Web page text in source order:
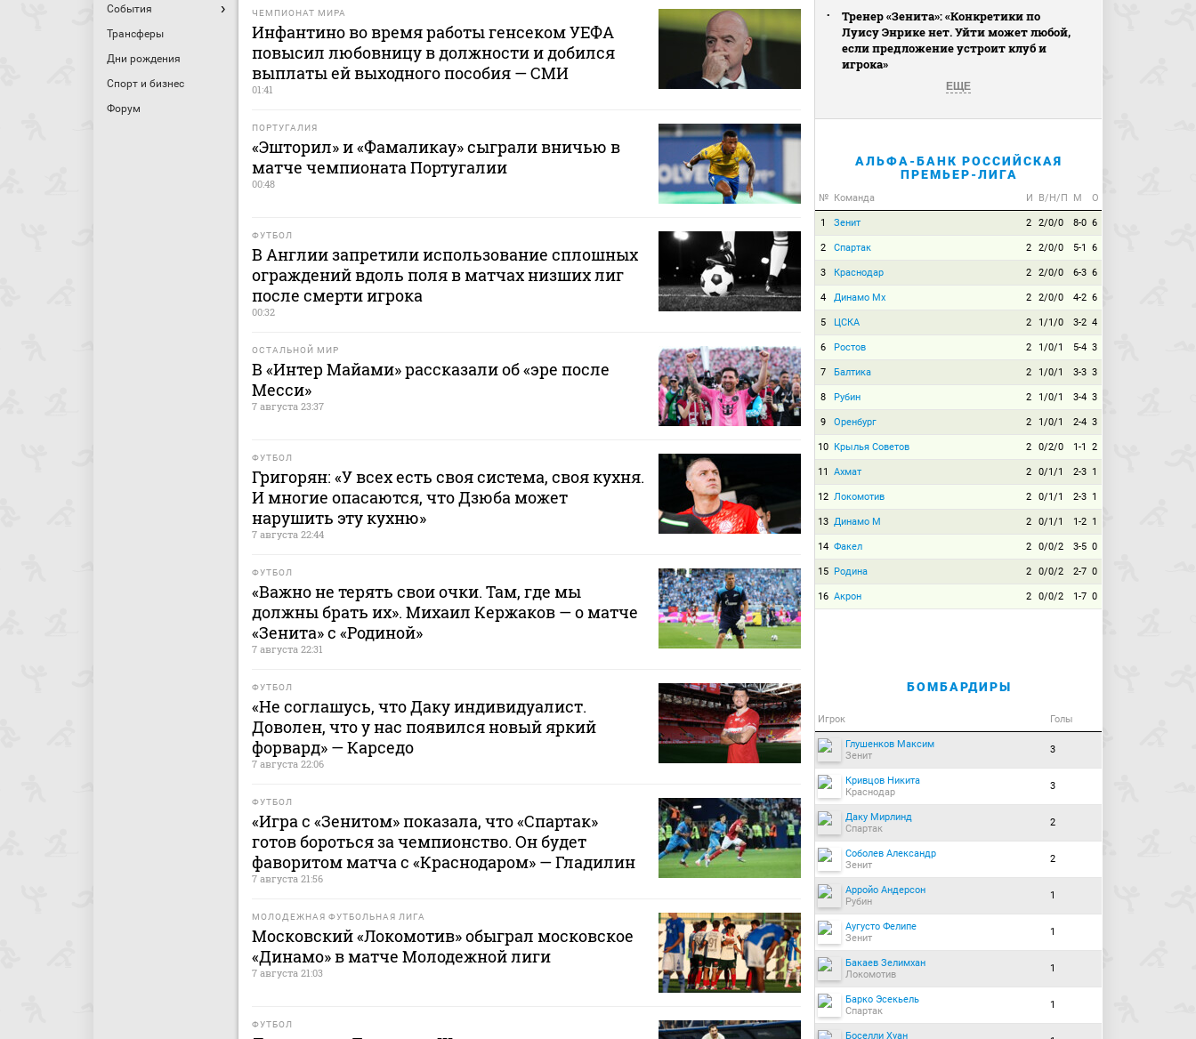
События
Трансферы
Дни рождения
Спорт и бизнес
Форум
ЧЕМПИОНАТ МИРА
Инфантино во время работы генсеком УЕФА
повысил любовницу в должности и добился
выплаты ей выходного пособия — СМИ
01:41
ПОРТУГАЛИЯ
«Эшторил» и «Фамаликау» сыграли вничью в
матче чемпионата Португалии
00:48
ФУТБОЛ
В Англии запретили использование сплошных
ограждений вдоль поля в матчах низших лиг
после смерти игрока
00:32
ОСТАЛЬНОЙ МИР
В «Интер Майами» рассказали об «эре после
Месси»
7 августа 23:37
ФУТБОЛ
Григорян: «У всех есть своя система, своя кухня.
И многие опасаются, что Дзюба может
нарушить эту кухню»
7 августа 22:44
ФУТБОЛ
«Важно не терять свои очки. Там, где мы
должны брать их». Михаил Кержаков — о матче
«Зенита» с «Родиной»
7 августа 22:31
ФУТБОЛ
«Не соглашусь, что Даку индивидуалист.
Доволен, что у нас появился новый яркий
форвард» — Карседо
7 августа 22:06
ФУТБОЛ
«Игра с «Зенитом» показала, что «Спартак»
готов бороться за чемпионство. Он будет
фаворитом матча с «Краснодаром» — Гладилин
7 августа 21:56
МОЛОДЕЖНАЯ ФУТБОЛЬНАЯ ЛИГА
Московский «Локомотив» обыграл московское
«Динамо» в матче Молодежной лиги
7 августа 21:03
ФУТБОЛ
Тренер «Зенита»: «Конкретики по
Луису Энрике нет. Уйти может любой,
если предложение устроит клуб и
игрока»
ЕЩЕ
АЛЬФА-БАНК РОССИЙСКАЯ
ПРЕМЬЕР-ЛИГА
№ Команда И В/Н/П М О
1 Зенит 2 2/0/0 8-0 6
2 Спартак 2 2/0/0 5-1 6
3 Краснодар 2 2/0/0 6-3 6
4 Динамо Мх 2 2/0/0 4-2 6
5 ЦСКА 2 1/1/0 3-2 4
6 Ростов 2 1/0/1 5-4 3
7 Балтика 2 1/0/1 3-3 3
8 Рубин 2 1/0/1 3-4 3
9 Оренбург 2 1/0/1 2-4 3
10 Крылья Советов 2 0/2/0 1-1 2
11 Ахмат 2 0/1/1 2-3 1
12 Локомотив 2 0/1/1 2-3 1
13 Динамо М 2 0/1/1 1-2 1
14 Факел 2 0/0/2 3-5 0
15 Родина 2 0/0/2 2-7 0
16 Акрон 2 0/0/2 1-7 0
БОМБАРДИРЫ
Игрок Голы
Глушенков Максим
Зенит
3
Кривцов Никита
Краснодар
3
Даку Мирлинд
Спартак
2
Соболев Александр
Зенит
2
Арройо Андерсон
Рубин
1
Аугусто Фелипе
Зенит
1
Бакаев Зелимхан
Локомотив
1
Барко Эсекьель
Спартак
1
Боселли Хуан